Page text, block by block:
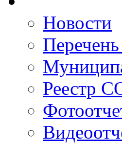
Новости
Реестр